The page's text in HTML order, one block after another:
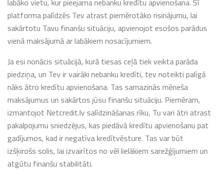
platforma palīdzēs Tev atrast piemērotāko risinājumu, lai
sakārtotu Tavu finanšu situāciju, apvienojot esošos parādus
vienā maksājumā ar labākiem nosacījumiem.
Ja esi nonācis situācijā, kurā tiesas ceļā tiek veikta parāda
piedziņa, un Tev ir vairāki nebanku kredīti, tev noteikti palīgā
nāks ātro kredītu apvienošana. Tas samazinās mēneša
maksājumus un sakārtos jūsu finanšu situāciju. Piemēram,
izmantojot Netcredit.lv salīdzināšanas rīku, Tu vari ātri atrast
pakalpojumu sniedzējus, kas piedāvā kredītu apvienošanu pat
gadījumos, kad ir negatīva kredītvēsture. Tas var būt
izšķirošs solis, lai izvairītos no vēl lielākiem sarežģījumiem un
atgūtu finanšu stabilitāti.